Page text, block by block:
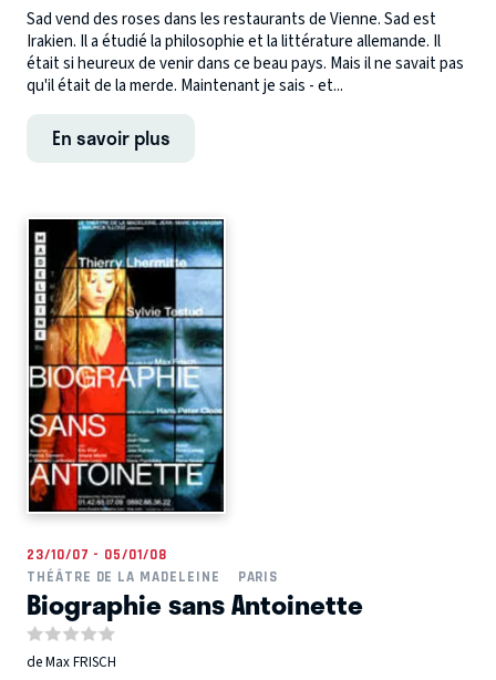
Sad vend des roses dans les restaurants de Vienne. Sad est
Irakien. Il a étudié la philosophie et la littérature allemande. Il
était si heureux de venir dans ce beau pays. Mais il ne savait pas
qu'il était de la merde. Maintenant je sais - et...
En savoir plus
23/10/07 - 05/01/08
THÉÂTRE DE LA MADELEINE
PARIS
Biographie sans Antoinette
de Max FRISCH